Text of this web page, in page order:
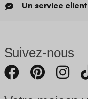
Un service
Suivez-nous